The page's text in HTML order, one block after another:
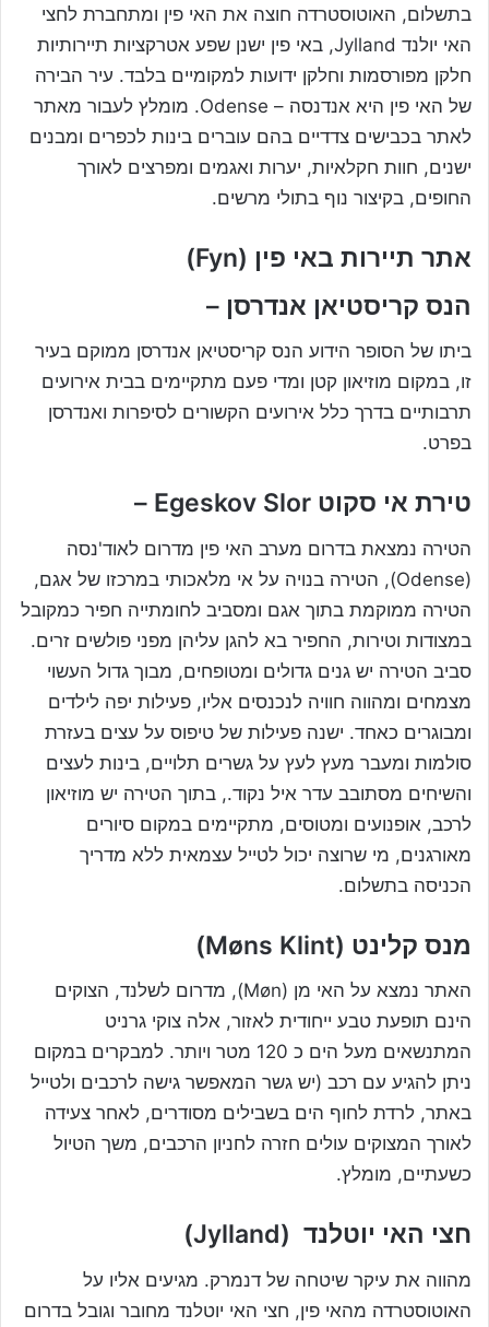
בתשלום, האוטוסטרדה חוצה את האי פין ומתחברת לחצי
האי יולנד Jylland, באי פין ישנן שפע אטרקציות תיירותיות
חלקן מפורסמות וחלקן ידועות למקומיים בלבד. עיר הבירה
של האי פין היא אנדנסה – Odense. מומלץ לעבור מאתר
לאתר בכבישים צדדיים בהם עוברים בינות לכפרים ומבנים
ישנים, חוות חקלאיות, יערות ואגמים ומפרצים לאורך
החופים, בקיצור נוף בתולי מרשים.
אתר תיירות באי פין (Fyn)
הנס קריסטיאן אנדרסן –
ביתו של הסופר הידוע הנס קריסטיאן אנדרסן ממוקם בעיר
זו, במקום מוזיאון קטן ומדי פעם מתקיימים בבית אירועים
תרבותיים בדרך כלל אירועים הקשורים לסיפרות ואנדרסן
בפרט.
טירת אי סקוט Egeskov Slor –
הטירה נמצאת בדרום מערב האי פין מדרום לאוד'נסה
(Odense), הטירה בנויה על אי מלאכותי במרכזו של אגם,
הטירה ממוקמת בתוך אגם ומסביב לחומתייה חפיר כמקובל
במצודות וטירות, החפיר בא להגן עליהן מפני פולשים זרים.
סביב הטירה יש גנים גדולים ומטופחים, מבוך גדול העשוי
מצמחים ומהווה חוויה לנכנסים אליו, פעילות יפה לילדים
ומבוגרים כאחד. ישנה פעילות של טיפוס על עצים בעזרת
סולמות ומעבר מעץ לעץ על גשרים תלויים, בינות לעצים
והשיחים מסתובב עדר איל נקוד., בתוך הטירה יש מוזיאון
לרכב, אופנועים ומטוסים, מתקיימים במקום סיורים
מאורגנים, מי שרוצה יכול לטייל עצמאית ללא מדריך
הכניסה בתשלום.
מנס קלינט (Møns Klint)
האתר נמצא על האי מן (Møn), מדרום לשלנד, הצוקים
הינם תופעת טבע ייחודית לאזור, אלה צוקי גרניט
המתנשאים מעל הים כ 120 מטר ויותר. למבקרים במקום
ניתן להגיע עם רכב (יש גשר המאפשר גישה לרכבים ולטייל
באתר, לרדת לחוף הים בשבילים מסודרים, לאחר צעידה
לאורך המצוקים עולים חזרה לחניון הרכבים, משך הטיול
כשעתיים, מומלץ.
חצי האי יוטלנד (Jylland)
מהווה את עיקר שיטחה של דנמרק. מגיעים אליו על
האוטוסטרדה מהאי פין, חצי האי יוטלנד מחובר וגובל בדרום